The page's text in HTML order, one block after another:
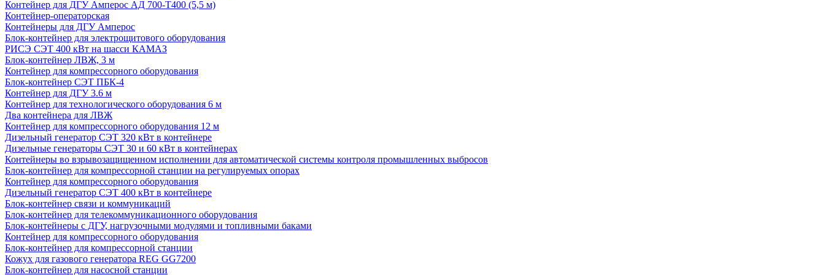
Контейнер для ДГУ Амперос АД 700-Т400 (5,5 м)
Контейнер-операторская
Контейнеры для ДГУ Амперос
Блок-контейнер для электрощитового оборудования
РИСЭ СЭТ 400 кВт на шасси КАМАЗ
Блок-контейнер ЛВЖ, 3 м
Контейнер для компрессорного оборудования
Блок-контейнер СЭТ ПБК-4
Контейнер для ДГУ 3.6 м
Контейнер для технологического оборудования 6 м
Два контейнера для ЛВЖ
Контейнер для компрессорного оборудования 12 м
Дизельный генератор СЭТ 320 кВт в контейнере
Дизельные генераторы СЭТ 30 и 60 кВт в контейнерах
Контейнеры во взрывозащищенном исполнении для автоматической системы контроля промышленных выбросов
Блок-контейнер для компрессорной станции на регулируемых опорах
Контейнер для компрессорного оборудования
Дизельный генератор СЭТ 400 кВт в контейнере
Блок-контейнер связи и коммуникаций
Блок-контейнер для телекоммуникационного оборудования
Блок-контейнеры с ДГУ, нагрузочными модулями и топливными баками
Контейнер для компрессорного оборудования
Блок-контейнер для компрессорной станции
Кожух для газового генератора REG GG7200
Блок-контейнер для насосной станции